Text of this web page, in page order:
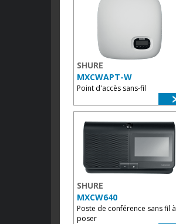
SHURE
MXCWAPT-W
Point d'accès sans-fil
SHURE
MXCW640
Poste de conférence sans fil à
poser